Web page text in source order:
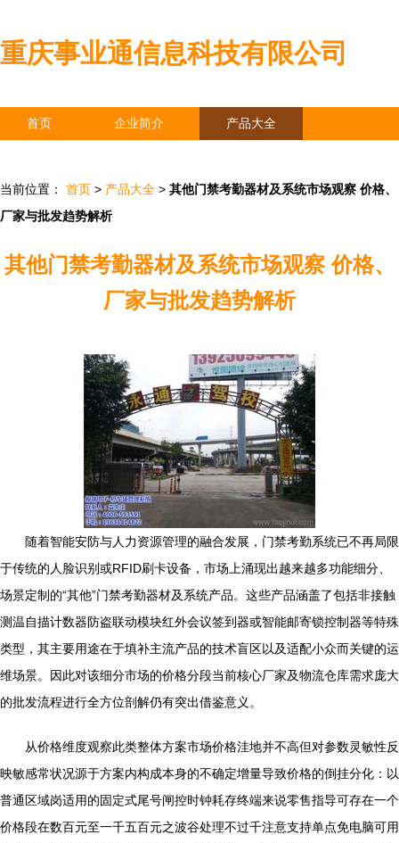
重庆事业通信息科技有限公司
首页 企业简介 产品大全
当前位置： 首页 > 产品大全 > 其他门禁考勤器材及系统市场观察 价格、
厂家与批发趋势解析
其他门禁考勤器材及系统市场观察 价格、
厂家与批发趋势解析
随着智能安防与人力资源管理的融合发展，门禁考勤系统已不再局限
于传统的人脸识别或RFID刷卡设备，市场上涌现出越来越多功能细分、
场景定制的“其他”门禁考勤器材及系统产品。这些产品涵盖了包括非接触
测温自描计数器防盗联动模块红外会议签到器或智能邮寄锁控制器等特殊
类型，其主要用途在于填补主流产品的技术盲区以及适配小众而关键的运
维场景。因此对该细分市场的价格分段当前核心厂家及物流仓库需求庞大
的批发流程进行全方位剖解仍有突出借鉴意义。
从价格维度观察此类整体方案市场价格洼地并不高但对参数灵敏性反
映敏感常状况源于方案内构成本身的不确定增量导致价格的倒挂分化：以
普通区域岗适用的固定式尾号闸控时钟耗存终端来说零售指导可存在一个
价格段在数百元至一千五百元之波谷处理不过千注意支持单点免电脑可用